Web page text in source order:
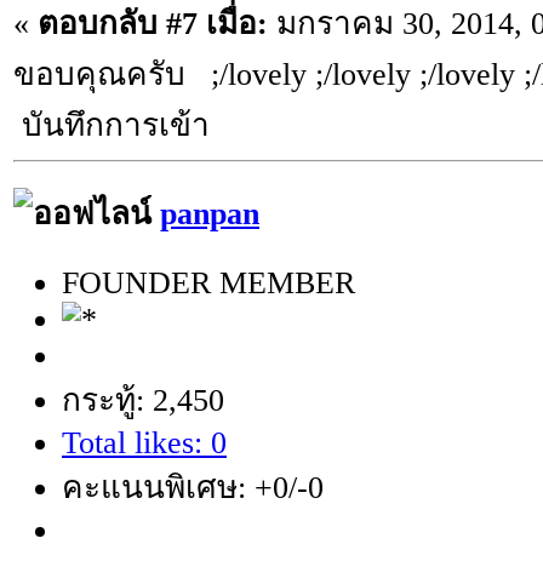
« ตอบกลับ #7 เมื่อ: มกราคม 30, 2014,
ขอบคุณครับ ;/lovely ;/lovely ;/lovely ;/
บันทึกการเข้า
panpan
FOUNDER MEMBER
กระทู้: 2,450
Total likes: 0
คะแนนพิเศษ: +0/-0